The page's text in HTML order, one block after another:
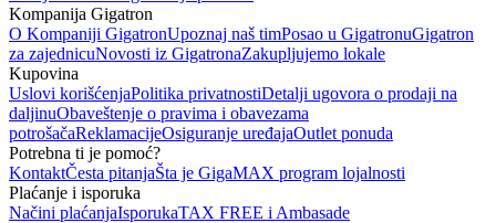
Kompanija Gigatron
O Kompaniji GigatronUpoznaj naš timPosao u GigatronuGigatron
za zajednicuNovosti iz GigatronaZakupljujemo lokale
Kupovina
Uslovi korišćenjaPolitika privatnostiDetalji ugovora o prodaji na
daljinuObaveštenje o pravima i obavezama
potrošačaReklamacijeOsiguranje uređajaOutlet ponuda
Potrebna ti je pomoć?
KontaktČesta pitanjaŠta je GigaMAX program lojalnosti
Plaćanje i isporuka
Načini plaćanjaIsporukaTAX FREE i Ambasade